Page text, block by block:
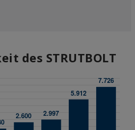
des STRUTBOLT